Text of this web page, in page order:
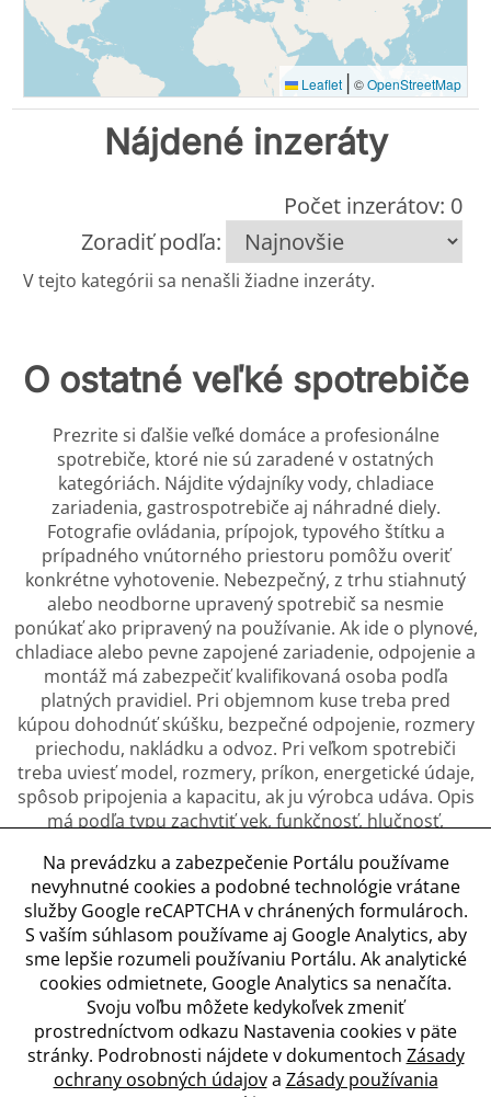
Leaflet | ©OpenStreetMap
Nájdené inzeráty
Počet inzerátov: 0
Zoradiť podľa:
V tejto kategórii sa nenašli žiadne inzeráty.
O ostatné veľké spotrebiče
Prezrite si ďalšie veľké domáce a profesionálne
spotrebiče, ktoré nie sú zaradené v ostatných
kategóriách. Nájdite výdajníky vody, chladiace
zariadenia, gastrospotrebiče aj náhradné diely.
Fotografie ovládania, prípojok, typového štítku a
prípadného vnútorného priestoru pomôžu overiť
konkrétne vyhotovenie. Nebezpečný, z trhu stiahnutý
alebo neodborne upravený spotrebič sa nesmie
ponúkať ako pripravený na používanie. Ak ide o plynové,
chladiace alebo pevne zapojené zariadenie, odpojenie a
montáž má zabezpečiť kvalifikovaná osoba podľa
platných pravidiel. Pri objemnom kuse treba pred
kúpou dohodnúť skúšku, bezpečné odpojenie, rozmery
priechodu, nakládku a odvoz. Pri veľkom spotrebiči
treba uviesť model, rozmery, príkon, energetické údaje,
spôsob pripojenia a kapacitu, ak ju výrobca udáva. Opis
má podľa typu zachytiť vek, funkčnosť, hlučnosť,
poškodenie. Ak je to pri danom výrobku dôležité, opis
má obsahovať bezpečnostné upozornenia, návod a
údaje potrebné na jeho správne použitie.
Obchodné podmienky
Ochrana osobných údajov
Zásady používania cookies
Nastavenia cookies
Na prevádzku a zabezpečenie Portálu používame
nevyhnutné cookies a podobné technológie vrátane
služby Google reCAPTCHA v chránených formulároch.
S vaším súhlasom používame aj Google Analytics, aby
sme lepšie rozumeli používaniu Portálu. Ak analytické
cookies odmietnete, Google Analytics sa nenačíta.
Svoju voľbu môžete kedykoľvek zmeniť
prostredníctvom odkazu Nastavenia cookies v päte
stránky. Podrobnosti nájdete v dokumentoch Zásady
ochrany osobných údajova Zásady používania